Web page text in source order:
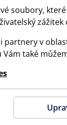
2026 SCANquilt -
and the
soubory,
zážitek
partnery v
také